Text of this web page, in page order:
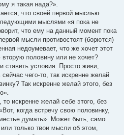
я такая нада?».
что своей первой мыслью
мыслями «я пока не
что ему на данный момент пока
мысли противостоят (борются)
недоумевает, что же хочет этот
половину или не хочет?
ставить условия. Просто живи,
чего-то, так искренне желай
Так искренне желай этого, без
искренне желай себе этого, без
когда встречу свою половинку,
думать». Может быть, само
только твои мысли об этом,